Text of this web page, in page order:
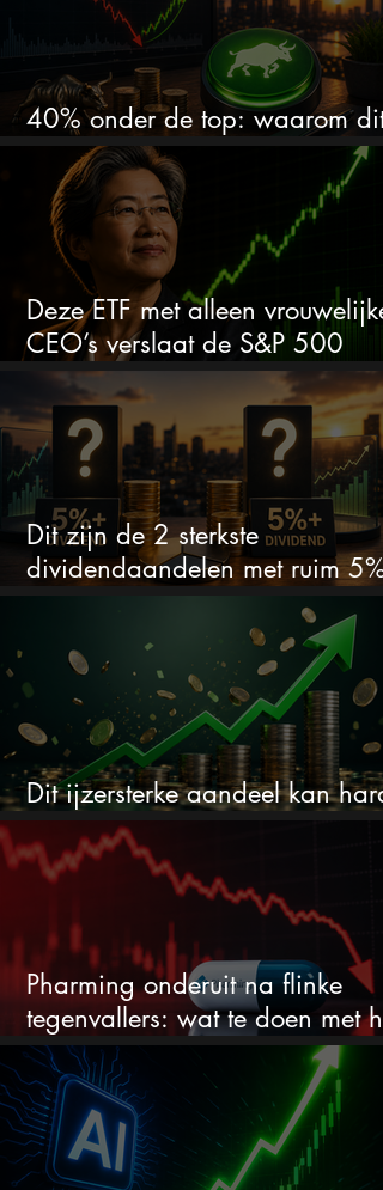
40% onder de top: waarom dit
aandeel weer interessant wordt
Deze ETF met alleen vrouwelijke
CEO’s verslaat de S&P 500
keihard
Dit zijn de 2 sterkste
dividendaandelen met ruim 5%
Dit ijzersterke aandeel kan hard
stijgen maar bijna niemand kijkt
Pharming onderuit na flinke
tegenvallers: wat te doen met
aandeel?